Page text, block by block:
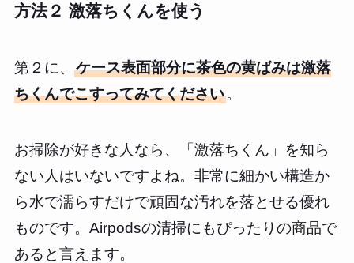
方法２ 激落ちくんを使う
第２に、 ケース表面部分に茶色の黄ばみは激落
ちくんでこすってみてください。
お掃除が好きな人なら、「激落ちくん」を知ら
ない人はいないですよね。非常に細かい構造か
ら水で濡らすだけで頑固な汚れを落とせる優れ
ものです。Airpodsの清掃にもぴったりの商品で
あると言えます。